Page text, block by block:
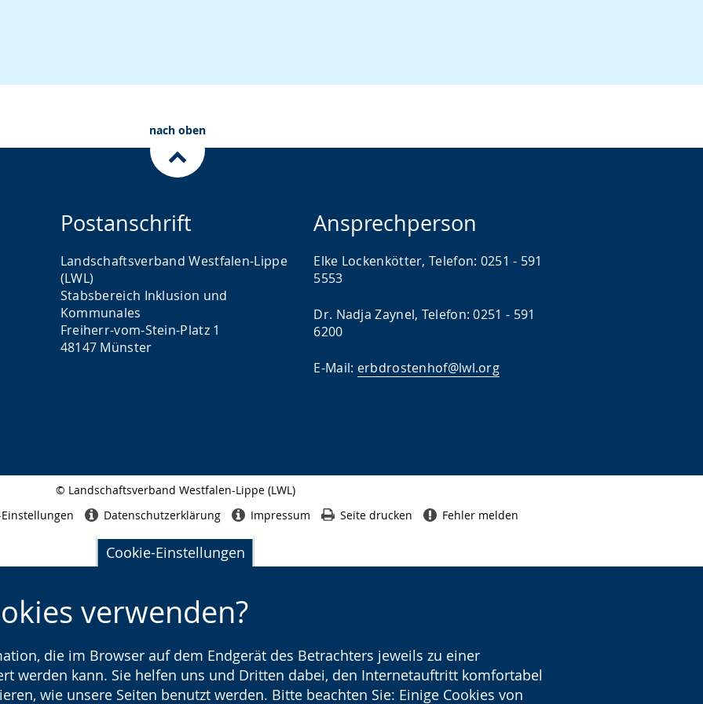
Cookie-Einstellungen
verwenden?
die im Browser auf dem Endgerät des Betrachters jeweils zu einer
werden kann. Sie helfen uns und Dritten dabei, den Internetauftritt komfortabel
wie unsere Seiten benutzt werden. Bitte beachten Sie: Einige Cookies von
nach oben
Postanschrift
Landschaftsverband Westfalen-Lippe
(LWL)
Stabsbereich Inklusion und
Kommunales
Freiherr-vom-Stein-Platz 1
48147 Münster
Ansprechperson
Elke Lockenkötter, Telefon: 0251 - 591
5553
Dr. Nadja Zaynel, Telefon: 0251 - 591
6200
E-Mail: erbdrostenhof@lwl.org
© Landschaftsverband Westfalen-Lippe (LWL)
Datenschutzerklärung Impressum Seite drucken Fehler melden